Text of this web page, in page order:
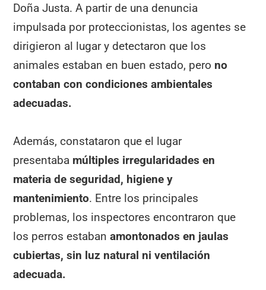
Doña Justa. A partir de una denuncia
impulsada por proteccionistas, los agentes se
dirigieron al lugar y detectaron que los
animales estaban en buen estado, pero no
contaban con condiciones ambientales
adecuadas.
Además, constataron que el lugar
presentaba múltiples irregularidades en
materia de seguridad, higiene y
mantenimiento. Entre los principales
problemas, los inspectores encontraron que
los perros estabanamontonados en jaulas
cubiertas, sin luz natural ni ventilación
adecuada.